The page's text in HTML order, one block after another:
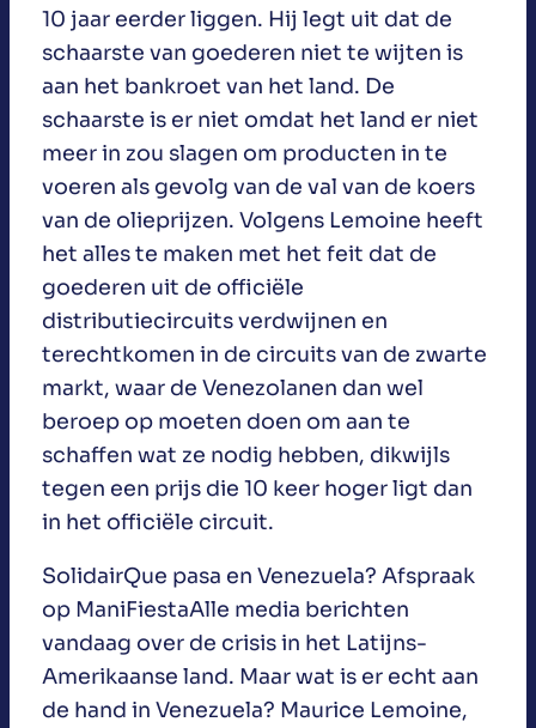
10 jaar eerder liggen. Hij legt uit dat de
schaarste van goederen niet te wijten is
aan het bankroet van het land. De
schaarste is er niet omdat het land er niet
meer in zou slagen om producten in te
voeren als gevolg van de val van de koers
van de olieprijzen. Volgens Lemoine heeft
het alles te maken met het feit dat de
goederen uit de officiële
distributiecircuits verdwijnen en
terechtkomen in de circuits van de zwarte
markt, waar de Venezolanen dan wel
beroep op moeten doen om aan te
schaffen wat ze nodig hebben, dikwijls
tegen een prijs die 10 keer hoger ligt dan
in het officiële circuit.
SolidairQue pasa en Venezuela? Afspraak
op ManiFiestaAlle media berichten
vandaag over de crisis in het Latijns-
Amerikaanse land. Maar wat is er echt aan
de hand in Venezuela? Maurice Lemoine,